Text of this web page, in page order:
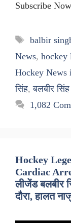
Subscribe
Tags
balbir
News, hockey
Hockey News
सिंह,बलबीर
1,082
Hockey
Cardiac
लीजेंड बलबीर
दौरा, हालत